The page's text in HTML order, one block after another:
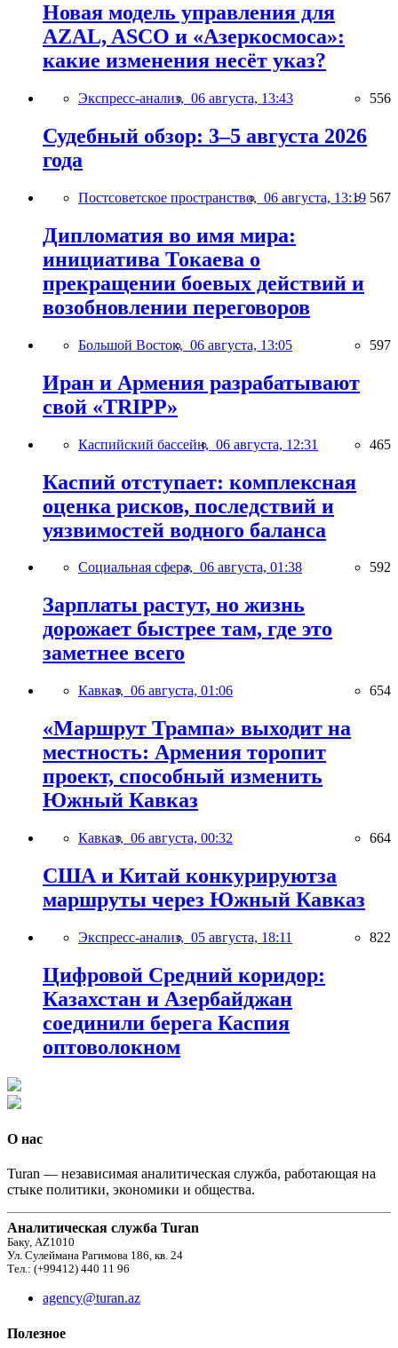
Новая модель управления для
AZAL, ASCO и «Азеркосмоса»:
какие изменения несёт указ?
Экспресс-анализ, 06 августа, 13:43 556
Судебный обзор: 3–5 августа 2026
года
Постсоветское пространство, 06 августа, 13:19 567
Дипломатия во имя мира:
инициатива Токаева о
прекращении боевых действий и
возобновлении переговоров
Большой Восток, 06 августа, 13:05 597
Иран и Армения разрабатывают
свой «TRIPP»
Каспийский бассейн, 06 августа, 12:31 465
Каспий отступает: комплексная
оценка рисков, последствий и
уязвимостей водного баланса
Социальная сфера, 06 августа, 01:38 592
Зарплаты растут, но жизнь
дорожает быстрее там, где это
заметнее всего
Кавказ, 06 августа, 01:06 654
«Маршрут Трампа» выходит на
местность: Армения торопит
проект, способный изменить
Южный Кавказ
Кавказ, 06 августа, 00:32 664
США и Китай конкурируютза
маршруты через Южный Кавказ
Экспресс-анализ, 05 августа, 18:11 822
Цифровой Средний коридор:
Казахстан и Азербайджан
соединили берега Каспия
оптоволокном
О нас
Turan — независимая аналитическая служба, работающая на
стыке политики, экономики и общества.
Аналитическая служба Turan
Баку, AZ1010
Ул. Сулеймана Рагимова 186, кв. 24
Тел.: (+99412) 440 11 96
agency@turan.az
Полезное